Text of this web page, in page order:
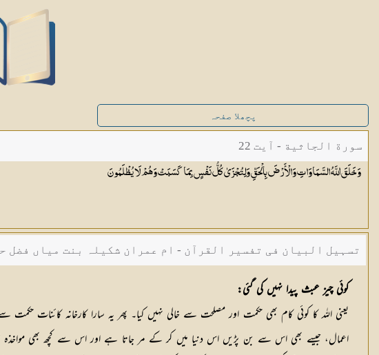
پچھلا صفحہ
سورة الجاثية - آیت 22
وَخَلَقَ اللَّهُ السَّمَاوَاتِ وَالْأَرْضَ بِالْحَقِّ وَلِتُجْزَىٰ كُلُّ نَفْسٍ بِمَا كَسَبَتْ وَهُمْ لَايُظْلَمُونَ
تسہیل البیان فی تفسیر القرآن - ام عمران شکیلہ بنت میاں فضل
کوئی چیز عبث پیدا نہیں کی گئی:
یعنی اللہ کا کوئی کام بھی حکمت اور مصلحت سے خالی نہیں کیا۔ پھر یہ سارا کارخانہ
اعمال، جیسے بھی اس سے بن پڑیں اس دنیا میں کر کے مر جاتا ہے اور اس سے کچھ بھی مواخذہ